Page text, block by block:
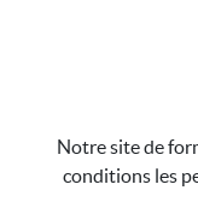
Notre site de
conditions les